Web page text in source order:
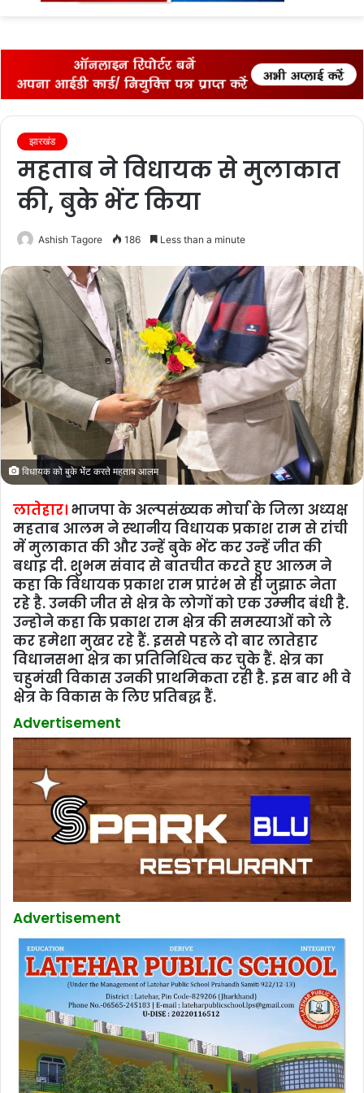
झारखंड
महताब ने विधायक से मुलाकात
की, बुके भेंट किया
Ashish Tagore 186 Less than a minute
विधायक को बुके भेंंट करते महताब आलम
लातेहार। भाजपा के अल्‍पसंख्‍यक मोर्चा के जिला अध्‍यक्ष
महताब आलम ने स्‍थानीय विधायक प्रकाश राम से रांची
में मुलाकात की और उन्‍हें बुके भेंट कर उन्‍हें जीत की
बधाइ दी. शुभम संवाद से बातचीत करते हुए आलम ने
कहा कि विधायक प्रकाश राम प्रारंभ से ही जुझारू नेता
रहे है. उनकी जीत से क्षेत्र के लोगों को एक उम्‍मीद बंधी है.
उन्‍होने कहा कि प्रकाश राम क्षेत्र की समस्‍याओं को ले
कर हमेशा मुखर रहे हैं. इससे पहले दो बार लातेहार
विधानसभा क्षेत्र का प्रतिनिधित्‍व कर चुके हैं. क्षेत्र का
चहुमंखी विकास उनकी प्राथमिकता रही है. इस बार भी वे
क्षेत्र के विकास के लिए प्रतिबद्ध हैं.
Advertisement
Advertisement